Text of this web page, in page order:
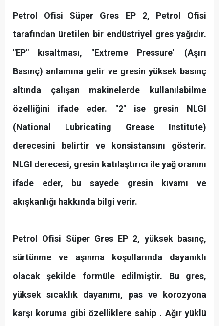
Petrol Ofisi Süper Gres EP 2, Petrol Ofisi
tarafından üretilen bir endüstriyel gres yağıdır.
"EP" kısaltması, "Extreme Pressure" (Aşırı
Basınç) anlamına gelir ve gresin yüksek basınç
altında çalışan makinelerde kullanılabilme
özelliğini ifade eder. "2" ise gresin NLGI
(National Lubricating Grease Institute)
derecesini belirtir ve konsistansını gösterir.
NLGI derecesi, gresin katılaştırıcı ile yağ oranını
ifade eder, bu sayede gresin kıvamı ve
akışkanlığı hakkında bilgi verir.
Petrol Ofisi Süper Gres EP 2, yüksek basınç,
sürtünme ve aşınma koşullarında dayanıklı
olacak şekilde formüle edilmiştir. Bu gres,
yüksek sıcaklık dayanımı, pas ve korozyona
karşı koruma gibi özelliklere sahip . Ağır yüklü